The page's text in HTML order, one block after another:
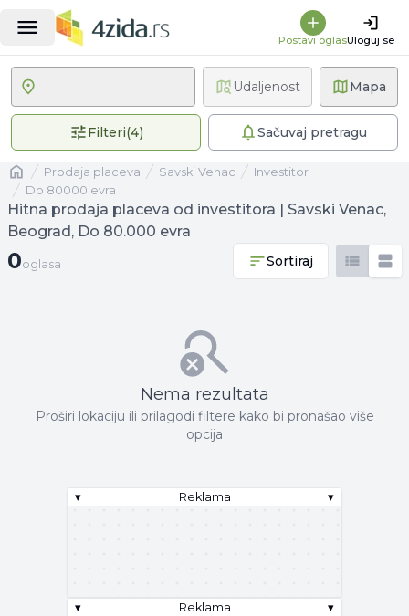
Postavi oglasUloguj se
Mapa
Filteri(4)4 primenjena filteraSačuvaj pretragu
Udaljenost
Naslovnaprodaja placeva Savski Venac
investitor
Do 80000 evra
Hitna prodaja placeva od investitora | Savski Venac,
Beograd, Do 80.000 evra
0 oglasa
0oglasa Sortiraj
Nema rezultata
Proširi lokaciju ili prilagodi filtere kako bi pronašao više
opcija
▾ Reklama ▾
▾ Reklama ▾